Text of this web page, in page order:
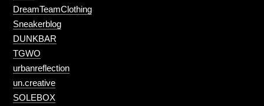
DreamTeamClothing
Sneakerblog
DUNKBAR
TGWO
urbanreflection
un.creative
SOLEBOX